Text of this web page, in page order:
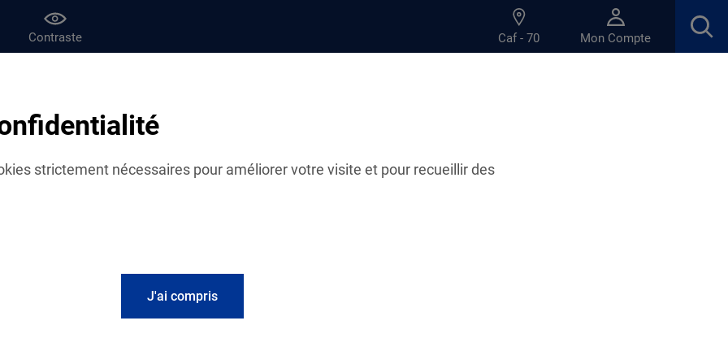
strictement nécessaires pour améliorer votre visite et pour recueillir des
J'ai compris
Contraste Caf - 70 Mon Compte